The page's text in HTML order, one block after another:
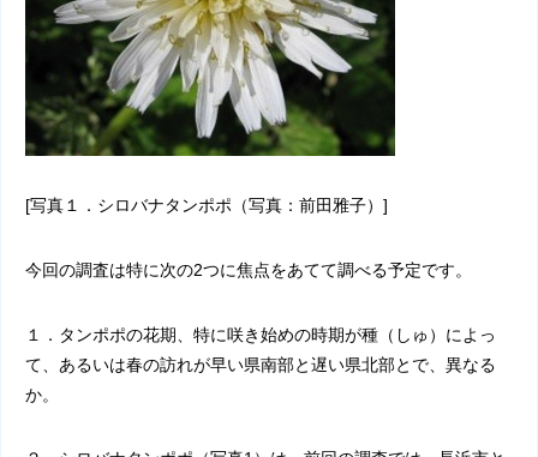
[写真１．シロバナタンポポ（写真：前田雅子）]
今回の調査は特に次の2つに焦点をあてて調べる予定です。
１．タンポポの花期、特に咲き始めの時期が種（しゅ）によっ
て、あるいは春の訪れが早い県南部と遅い県北部とで、異なる
か。